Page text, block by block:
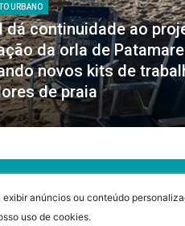
anúncios ou conteúdo
uso de cookies.
URBANO
dá continuidade ao
da orla de
novos kits de
de praia